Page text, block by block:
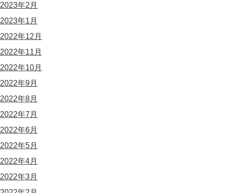
2023年2月
2023年1月
2022年12月
2022年11月
2022年10月
2022年9月
2022年8月
2022年7月
2022年6月
2022年5月
2022年4月
2022年3月